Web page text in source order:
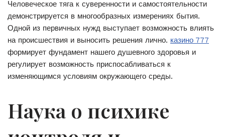
Человеческое тяга к суверенности и самостоятельности
демонстрируется в многообразных измерениях бытия.
Одной из первичных нужд выступает возможность влиять
на происшествия и выносить решения лично. казино 777
формирует фундамент нашего душевного здоровья и
регулирует возможность приспосабливаться к
изменяющимся условиям окружающего среды.
Наука о психике